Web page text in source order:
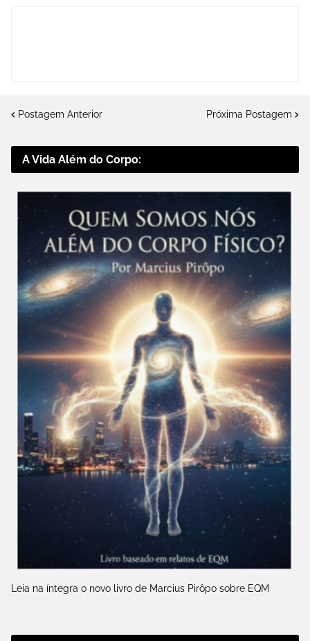
Postagem Anterior Próxima Postagem
A Vida Além do Corpo:
Leia na íntegra o novo livro de Marcius Pirôpo sobre EQM